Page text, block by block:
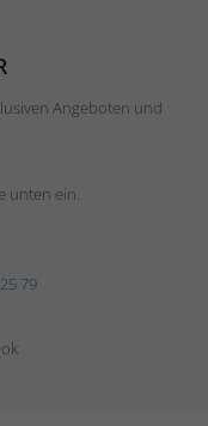
Angeboten und
unten ein.
79